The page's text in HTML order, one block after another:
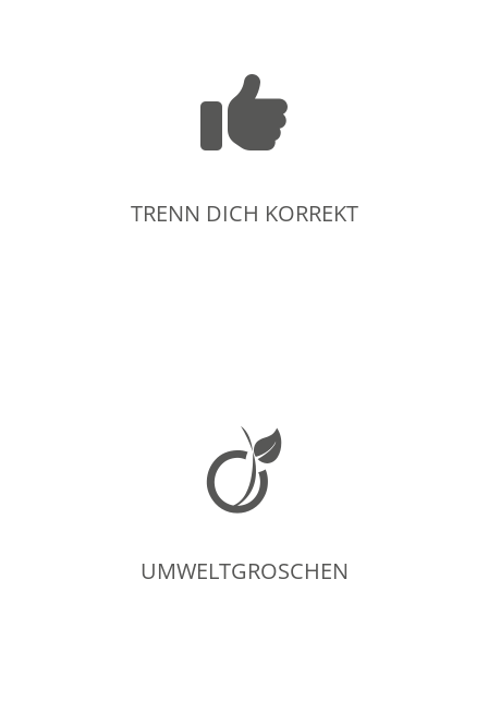
TRENN DICH KORREKT
UMWELTGROSCHEN